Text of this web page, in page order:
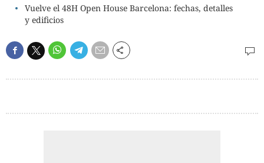
Vuelve el 48H Open House Barcelona: fechas, detalles
y edificios